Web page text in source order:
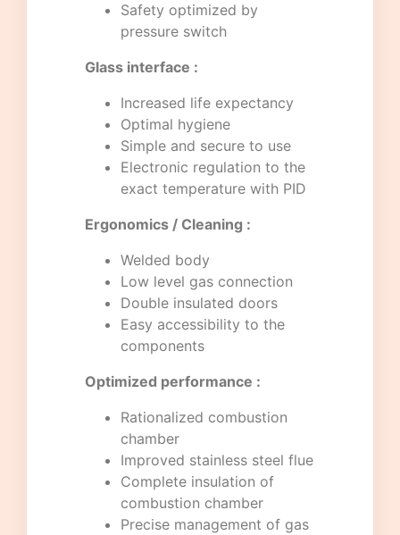
Safety optimized by
pressure switch
Glass interface :
Increased life expectancy
Optimal hygiene
Simple and secure to use
Electronic regulation to the
exact temperature with PID
Ergonomics / Cleaning :
Welded body
Low level gas connection
Double insulated doors
Easy accessibility to the
components
Optimized performance :
Rationalized combustion
chamber
Improved stainless steel flue
Complete insulation of
combustion chamber
Precise management of gas